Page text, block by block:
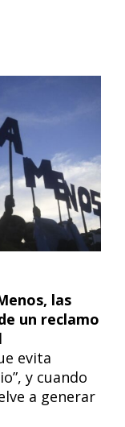
las
un reclamo
evita
y cuando
a generar